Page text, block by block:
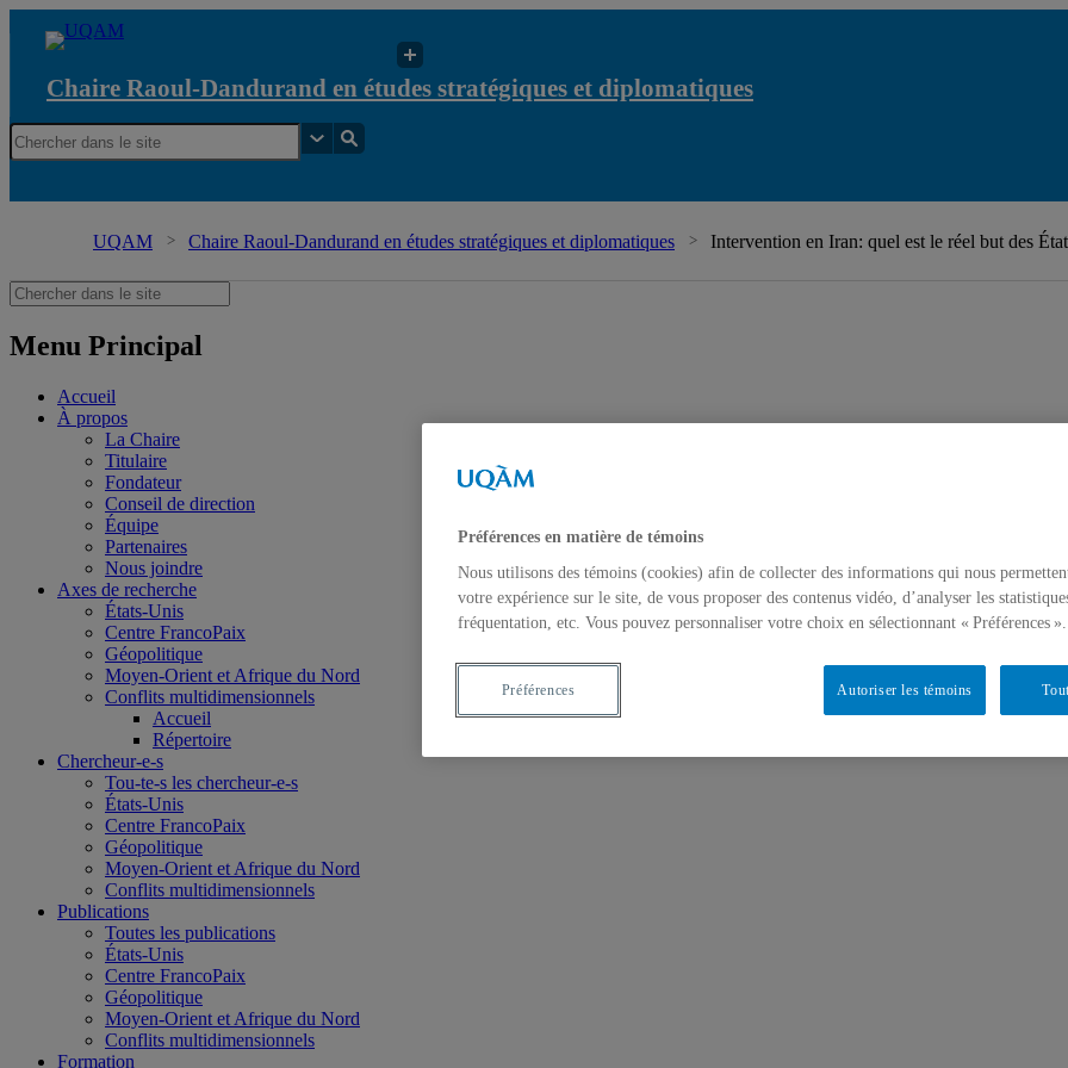
Chaire Raoul-Dandurand en études stratégiques et diplomatiques
UQAM Chaire Raoul-Dandurand en études stratégiques et diplomatiques Intervention en Iran: quel est le réel but des
Menu Principal
Accueil
À propos
La Chaire
Titulaire
Fondateur
Conseil de direction
Équipe
Partenaires
Nous joindre
Axes de recherche
États-Unis
Centre FrancoPaix
Géopolitique
Moyen-Orient et Afrique du Nord
Conflits multidimensionnels
Accueil
Répertoire
Chercheur-e-s
Tou-te-s les chercheur-e-s
États-Unis
Centre FrancoPaix
Géopolitique
Moyen-Orient et Afrique du Nord
Conflits multidimensionnels
Publications
Toutes les publications
États-Unis
Centre FrancoPaix
Géopolitique
Moyen-Orient et Afrique du Nord
Conflits multidimensionnels
Formation
Préférences en matière de témoins
Nous utilisons des témoins (cookies) afin de collecter des informations qui nous
votre expérience sur le site, de vous proposer des contenus vidéo, d’analyser les
fréquentation, etc. Vous pouvez personnaliser votre choix en sélectionnant « Préférences ».
Autoriser les témoins
Préférences